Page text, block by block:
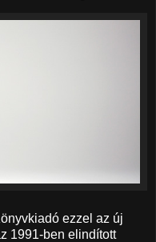
ezzel az új
1991-ben elindított